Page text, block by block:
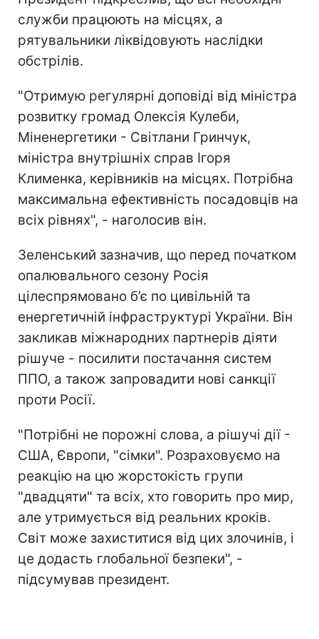
служби працюють на місцях, а
рятувальники ліквідовують наслідки
обстрілів.
"Отримую регулярні доповіді від міністра
розвитку громад Олексія Кулеби,
Міненергетики - Світлани Гринчук,
міністра внутрішніх справ Ігоря
Клименка, керівників на місцях. Потрібна
максимальна ефективність посадовців на
всіх рівнях", - наголосив він.
Зеленський зазначив, що перед початком
опалювального сезону Росія
цілеспрямовано б’є по цивільній та
енергетичній інфраструктурі України. Він
закликав міжнародних партнерів діяти
рішуче - посилити постачання систем
ППО, а також запровадити нові санкції
проти Росії.
"Потрібні не порожні слова, а рішучі дії -
США, Європи, "сімки". Розраховуємо на
реакцію на цю жорстокість групи
"двадцяти" та всіх, хто говорить про мир,
але утримується від реальних кроків.
Світ може захиститися від цих злочинів, і
це додасть глобальної безпеки", -
підсумував президент.